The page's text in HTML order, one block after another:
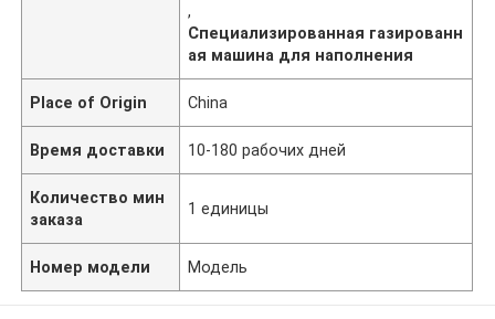
,
Специализированная газированн
ая машина для наполнения
Place of Origin China
Время доставки 10-180 рабочих дней
Количество мин
заказа
1 единицы
Номер модели Модель